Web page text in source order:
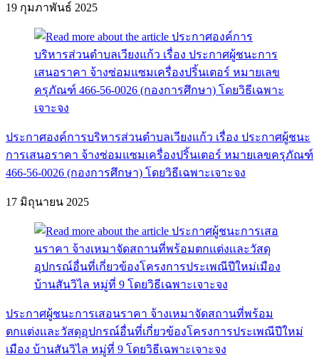
19 กุมภาพันธ์ 2025
ประกาศองค์การบริหารส่วนตำบลเวียงแก้ว เรื่อง ประกาศผู้ชนะ
การเสนอราคา จ้างซ่อมแซมเครื่องปริ้นเตอร์ หมายเลขครุภัณฑ์
466-56-0026 (กองการศึกษา) โดยวิธีเฉพาะเจาะจง
17 มิถุนายน 2025
ประกาศผู้ชนะการเสอนราคา จ้างเหมาจัดสถานที่พร้อม
ตกเเต่งเเละวัสดุอุปกรณ์อื่นที่เกี่ยวข้องโครงการประเพณีปีใหม่
เมือง บ้านสันวิไล หมู่ที่ 9 โดยวิธีเฉพาะเจาะจง